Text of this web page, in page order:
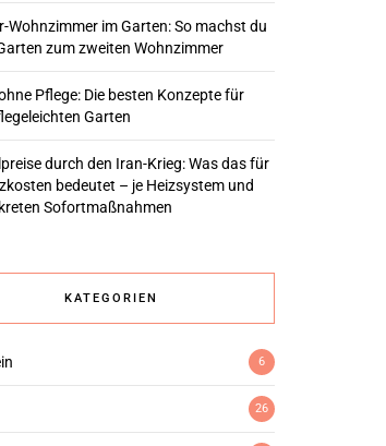
Wohnzimmer im Garten: So machst du
zum zweiten Wohnzimmer
Pflege: Die besten Konzepte für
Garten
durch den Iran-Krieg: Was das für
bedeutet – je Heizsystem und
Sofortmaßnahmen
KATEGORIEN
6
26